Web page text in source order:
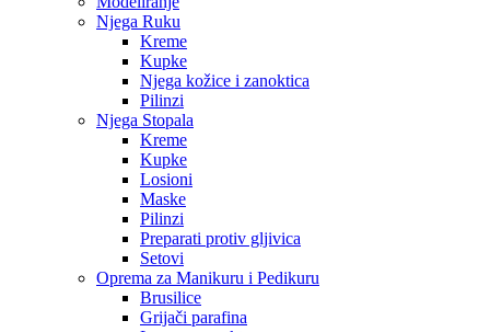
Njega Ruku
Kreme
Kupke
Njega kožice i zanoktica
Pilinzi
Njega Stopala
Kreme
Kupke
Losioni
Maske
Pilinzi
Preparati protiv gljivica
Setovi
Oprema za Manikuru i Pedikuru
Brusilice
Grijači parafina